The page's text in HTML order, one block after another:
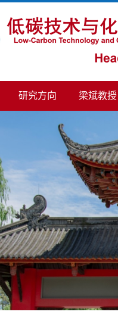
研究方向 梁斌教授